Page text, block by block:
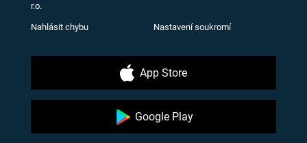
r.o.
Nahlásit chybu Nastavení soukromí
App Store
Google Play